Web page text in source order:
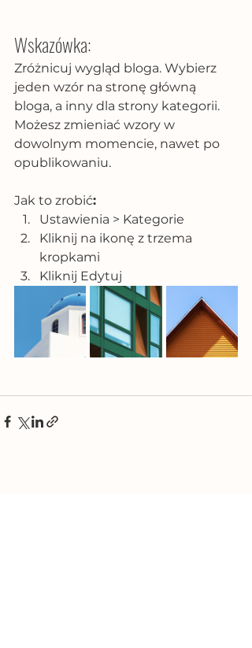
Wskazówka:
Zróżnicuj wygląd bloga. Wybierz
jeden wzór na stronę główną
bloga, a inny dla strony kategorii.
Możesz zmieniać wzory w
dowolnym momencie, nawet po
opublikowaniu.
Jak to zrobić:
Ustawienia > Kategorie
Kliknij na ikonę z trzema
kropkami
Kliknij Edytuj